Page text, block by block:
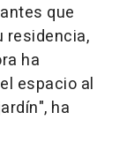
que
residencia,
ha
espacio al
ha